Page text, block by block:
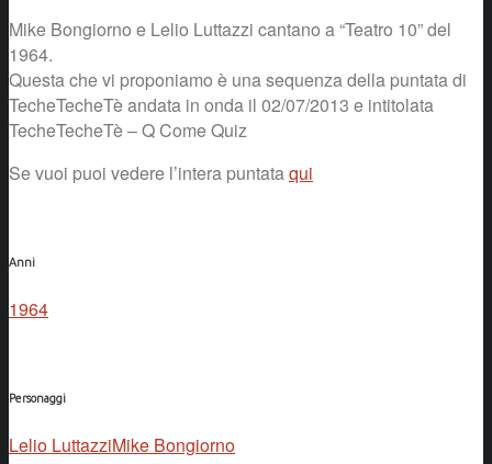
Mike Bongiorno e Lelio Luttazzi cantano a “Teatro 10” del
1964.
Questa che vi proponiamo è una sequenza della puntata di
TecheTecheTè andata in onda il 02/07/2013 e intitolata
TecheTecheTè – Q Come Quiz
Se vuoi puoi vedere l’intera puntataqui
Anni
1964
Personaggi
Lelio LuttazziMike Bongiorno